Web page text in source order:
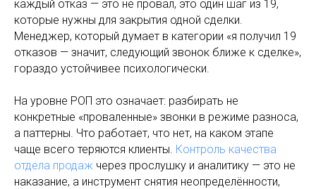
каждый отказ — это не провал, это один шаг из 19,
которые нужны для закрытия одной сделки.
Менеджер, который думает в категории «я получил 19
отказов — значит, следующий звонок ближе к сделке»,
гораздо устойчивее психологически.
На уровне РОП это означает: разбирать не
конкретные «проваленные» звонки в режиме разноса,
а паттерны. Что работает, что нет, на каком этапе
чаще всего теряются клиенты. Контроль качества
отдела продаж через прослушку и аналитику — это не
наказание, а инструмент снятия неопределённости,